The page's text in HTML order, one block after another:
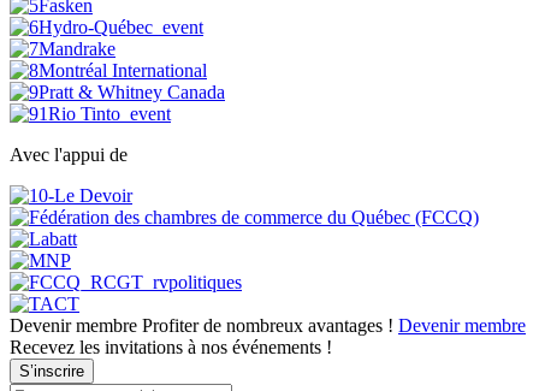
Avec l'appui de
Devenir membre Profiter de nombreux avantages ! Devenir membre
Recevez les invitations à nos événements !
S’inscrire